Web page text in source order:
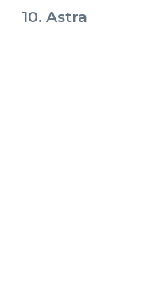
10. Astra